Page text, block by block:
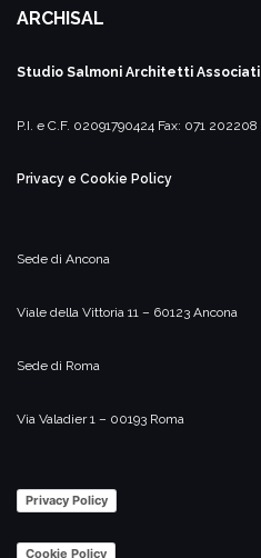
ARCHISAL
Studio Salmoni Architetti Associati
P.I. e C.F. 02091790424 Fax: 071 202208
Privacy e Cookie Policy
Sede di Ancona
Viale della Vittoria 11 – 60123 Ancona
Sede di Roma
Via Valadier 1 – 00193 Roma
Privacy Policy
Cookie Policy